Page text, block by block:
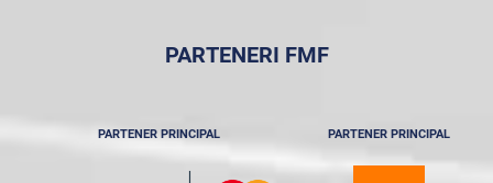
PARTENERI FMF
PARTENER PRINCIPAL PARTENER PRINCIPAL